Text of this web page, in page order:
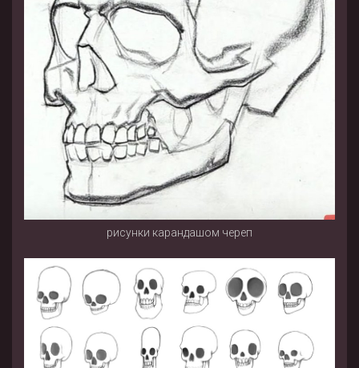
рисунки карандашом череп